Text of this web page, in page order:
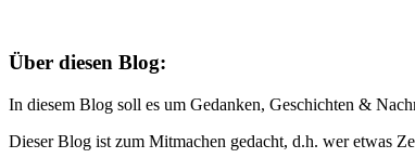
Über diesen Blog:
In diesem Blog soll es um Gedanken, Geschichten &
Dieser Blog ist zum Mitmachen gedacht, d.h. wer etwas